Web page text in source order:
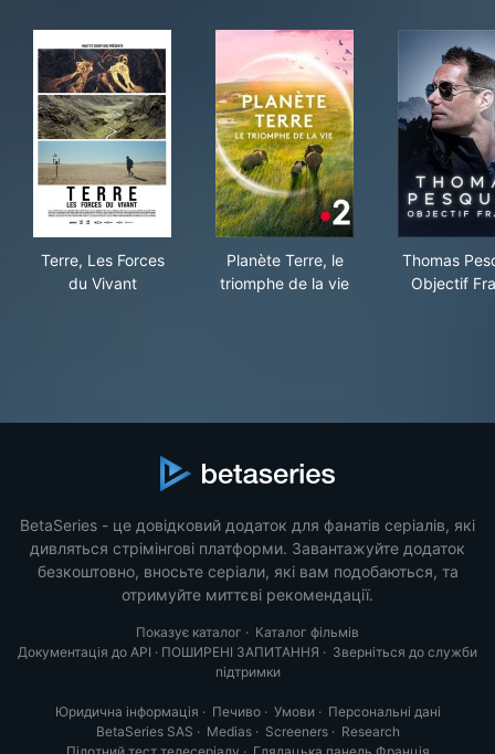
Terre, Les Forces
du Vivant
Planète Terre, le
triomphe de la vie
Thomas
Objectif
BetaSeries - це довідковий додаток для фанатів серіалів, які
дивляться стрімінгові платформи. Завантажуйте додаток
безкоштовно, вносьте серіали, які вам подобаються, та
отримуйте миттєві рекомендації.
Показує каталог · Каталог фільмів
Документація до API · ПОШИРЕНІ ЗАПИТАННЯ · Зверніться до служби
підтримки
Юридична інформація · Печиво· Умови· Персональні дані
BetaSeries SAS · Medias· Screeners· Research
Пілотний тест телесеріалу · Глядацька панель Франція